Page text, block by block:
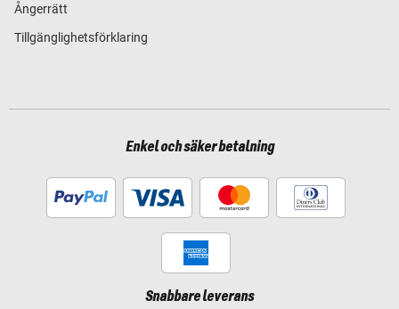
Ångerrätt
Tillgänglighetsförklaring
Enkel och säker betalning
Snabbare leverans